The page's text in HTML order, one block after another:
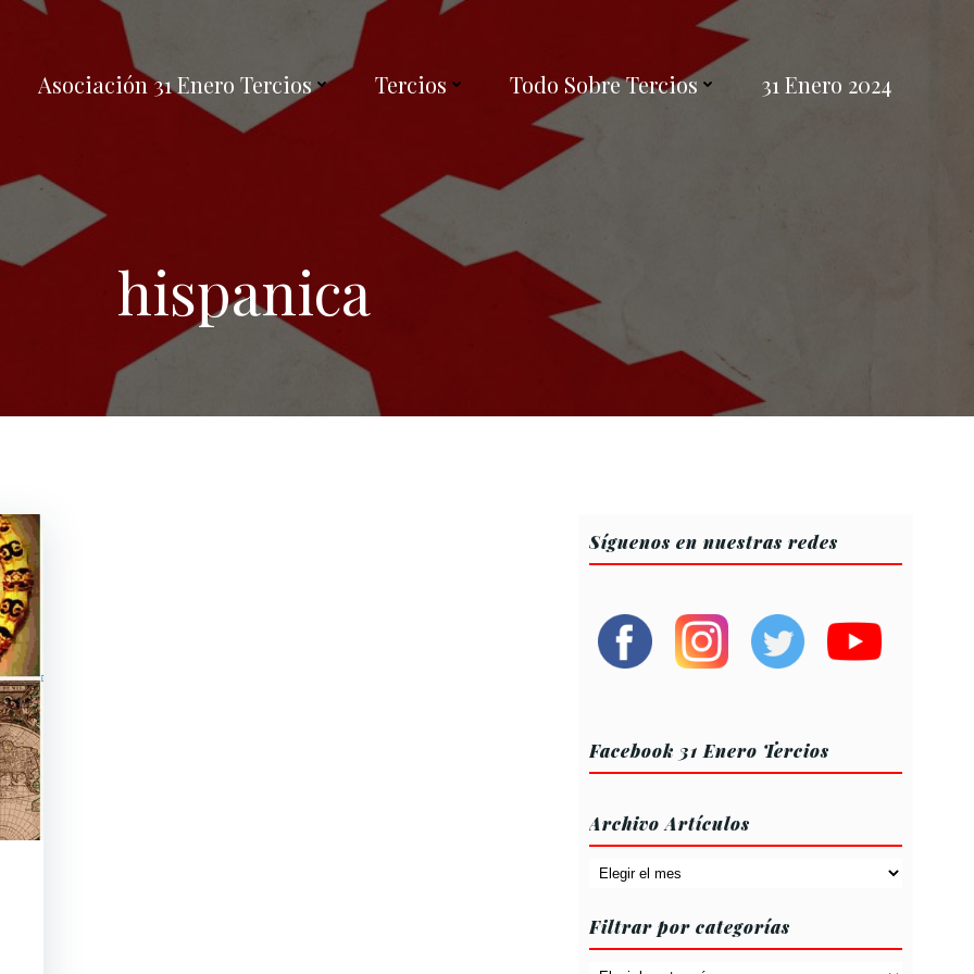
Asociación 31 Enero Tercios Tercios Todo Sobre Tercios 31 Enero 2024
hispanica
Síguenos en nuestras redes
Facebook 31 Enero Tercios
Archivo Artículos
Archivo
Filtrar por categorías